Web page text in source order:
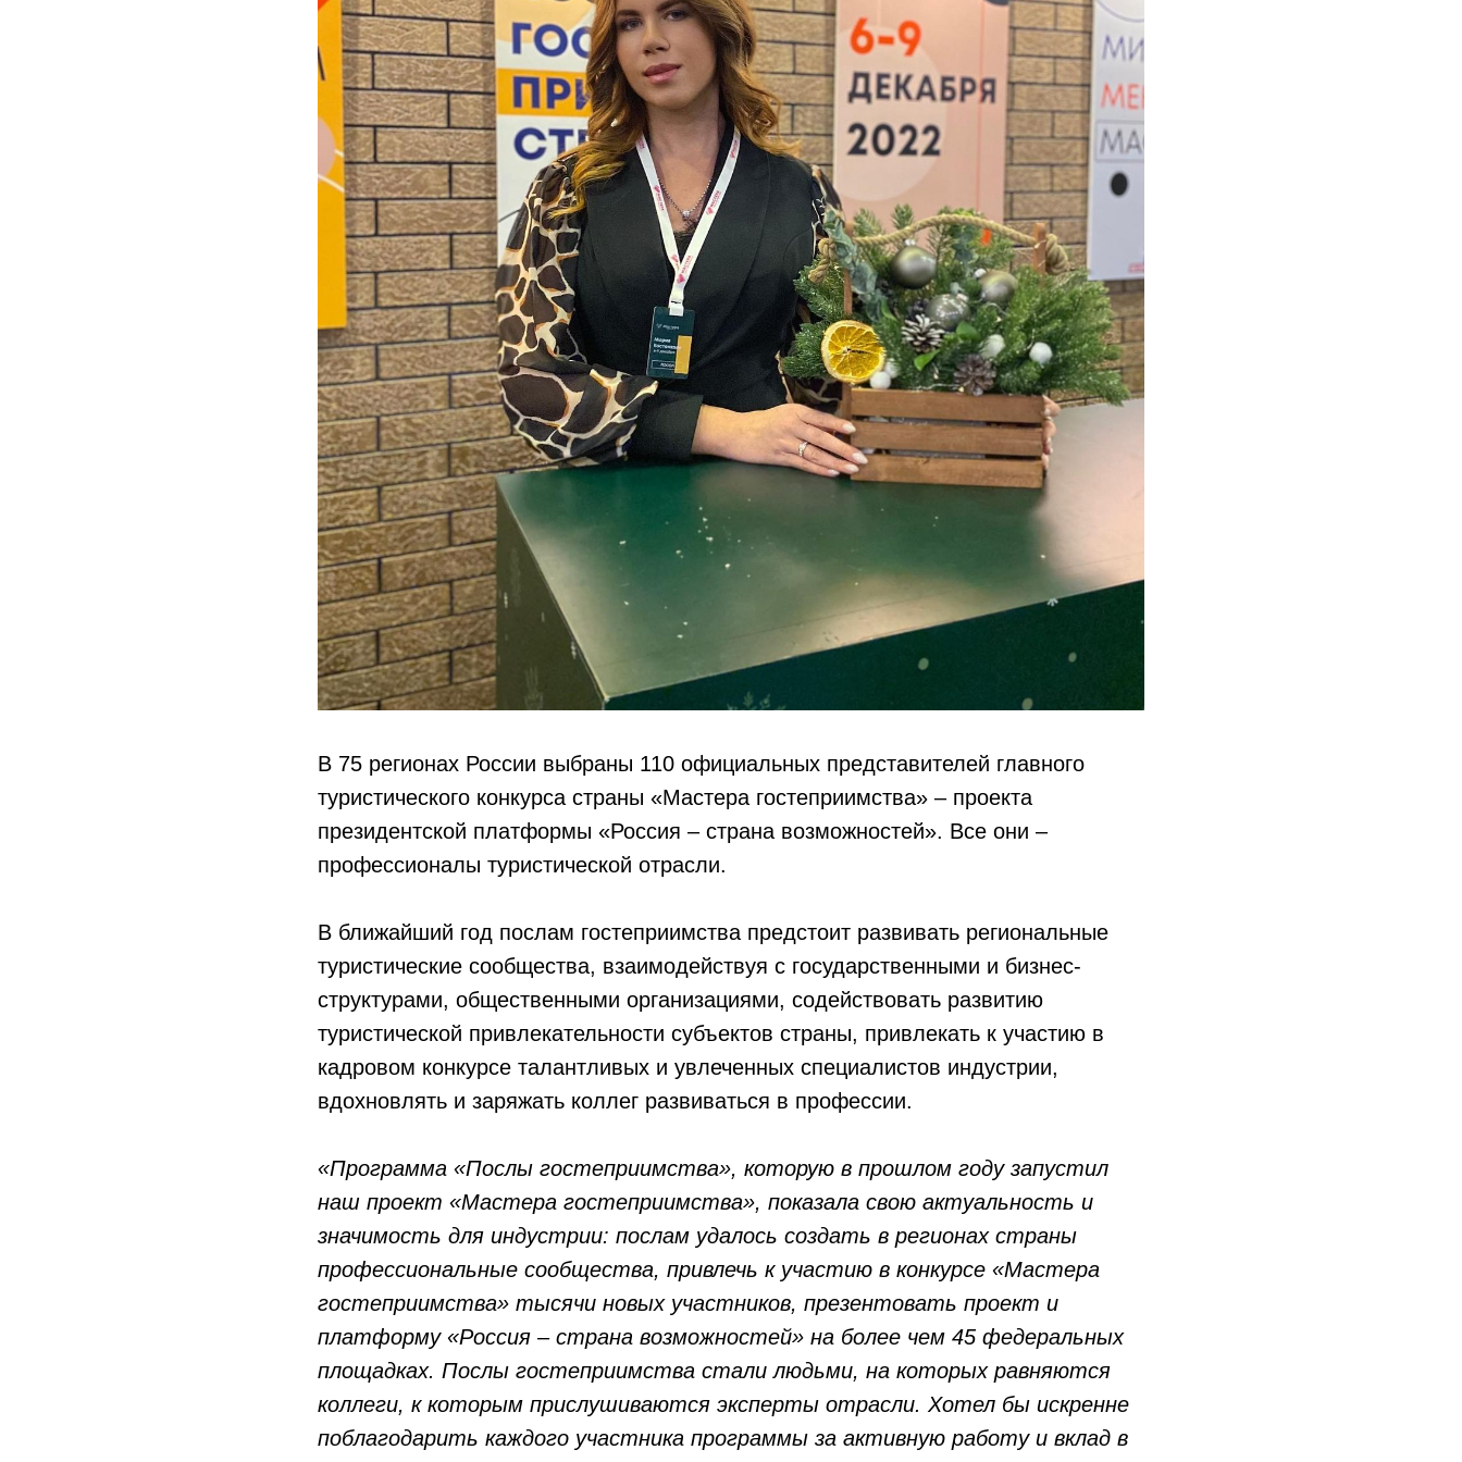
В 75 регионах России выбраны 110 официальных представителей главного
туристического конкурса страны «Мастера гостеприимства» – проекта
президентской платформы «Россия – страна возможностей». Все они –
профессионалы туристической отрасли.
В ближайший год послам гостеприимства предстоит развивать региональные
туристические сообщества, взаимодействуя с государственными и бизнес-
структурами, общественными организациями, содействовать развитию
туристической привлекательности субъектов страны, привлекать к участию в
кадровом конкурсе талантливых и увлеченных специалистов индустрии,
вдохновлять и заряжать коллег развиваться в профессии.
«Программа «Послы гостеприимства», которую в прошлом году запустил
наш проект «Мастера гостеприимства», показала свою актуальность и
значимость для индустрии: послам удалось создать в регионах страны
профессиональные сообщества, привлечь к участию в конкурсе «Мастера
гостеприимства» тысячи новых участников, презентовать проект и
платформу «Россия – страна возможностей» на более чем 45 федеральных
площадках. Послы гостеприимства стали людьми, на которых равняются
коллеги, к которым прислушиваются эксперты отрасли. Хотел бы искренне
поблагодарить каждого участника программы за активную работу и вклад в